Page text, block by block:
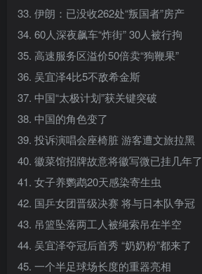
33. 伊朗：已没收262处“叛国者”房产
34. 60人深夜飙车“炸街” 30人被行拘
35. 高速服务区溢价50倍卖“狗鞭果”
36. 吴宜泽4比5不敌希金斯
37. 中国“太极计划”获关键突破
38. 中国的角色变了
39. 投诉演唱会座椅脏 游客遭文旅拉黑
40. 徽菜馆招牌故意将徽写微已挂几年了
41. 女子养鹦鹉20天感染寄生虫
42. 国乒女团晋级决赛 将与日本队争冠
43. 吊篮坠落两工人被绳索吊在半空
44. 吴宜泽夺冠后首秀 “奶奶粉”都来了
45. 一个半足球场长度的重器亮相